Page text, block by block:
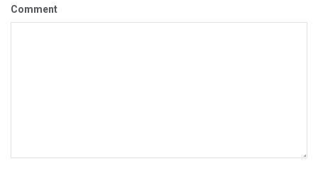
Comment